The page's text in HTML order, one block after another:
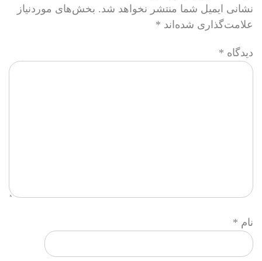
نشانی ایمیل شما منتشر نخواهد شد. بخش‌های موردنیاز
علامت‌گذاری شده‌اند *
دیدگاه *
نام *